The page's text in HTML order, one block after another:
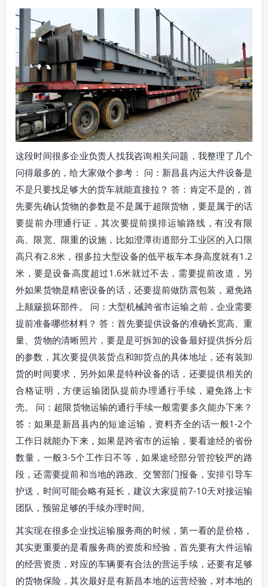
这段时间很多企业负责人找我咨询相关问题，我整理了几个
问得最多的，给大家做个参考： 问：新昌县内运大件设备是
不是只要找足够大的货车就能直接拉？ 答：肯定不是的，首
先要先确认货物的参数是不是属于超限货物，要是属于的话
要提前办理通行证，其次要提前摸排运输路线，有没有限
高、限宽、限重的设施，比如澄潭街道部分工业区的入口限
高只有2.8米，很多拉大型设备的低平板车本身高度就有1.2
米，要是设备高度超过1.6米就过不去，需要提前改道，另
外如果货物是精密设备的话，还要提前做防震包装，避免路
上颠簸损坏部件。 问：大型机械跨省市运输之前，企业需要
提前准备哪些材料？ 答：首先要提供设备的准确长宽高、重
量、货物的清晰照片，要是是可拆卸的设备最好提供拆分后
的参数，其次要提供装货点和卸货点的具体地址，还有装卸
货的时间要求，另外如果是特种设备的话，还要提供相关的
合格证明，方便运输团队提前办理通行手续，避免路上卡
壳。 问：超限货物运输的通行手续一般需要多久能办下来？
答：如果是新昌县内的短途运输，资料齐全的话一般1-2个
工作日就能办下来，如果是跨省市的运输，要看途经的省份
数量，一般3-5个工作日不等，如果途经部分管控较严的路
段，还需要提前和当地的路政、交警部门报备，安排引导车
护送，时间可能会略有延长，建议大家提前7-10天对接运输
团队，预留足够的手续办理时间。
其实现在很多企业找运输服务商的时候，第一看的是价格，
其实更重要的是看服务商的资质和经验，首先要有大件运输
的经营资质，对应的车辆要有合法的营运手续，还要有足够
的货物保险，其次最好是有新昌本地的运营经验，对本地的